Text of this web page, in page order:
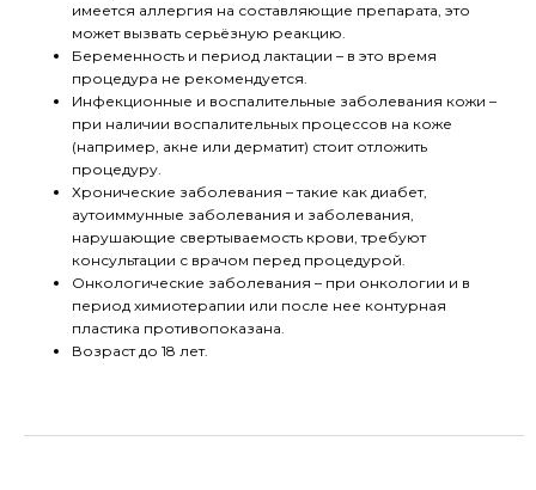
имеется аллергия на составляющие препарата, это
может вызвать серьёзную реакцию.
Беременность и период лактации – в это время
процедура не рекомендуется.
Инфекционные и воспалительные заболевания кожи –
при наличии воспалительных процессов на коже
(например, акне или дерматит) стоит отложить
процедуру.
Хронические заболевания – такие как диабет,
аутоиммунные заболевания и заболевания,
нарушающие свертываемость крови, требуют
консультации с врачом перед процедурой.
Онкологические заболевания – при онкологии и в
период химиотерапии или после нее контурная
пластика противопоказана.
Возраст до 18 лет.